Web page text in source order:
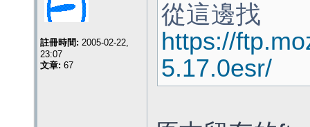
註冊時間: 2005-02-22,
23:07
文章: 67
從這邊找
https://
5.17.0esr/